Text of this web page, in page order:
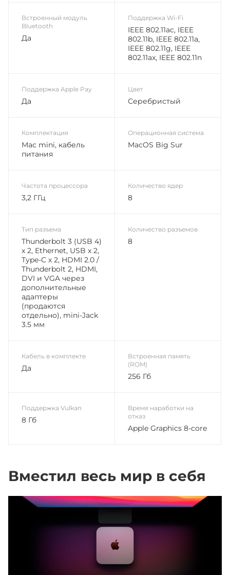
Вместил весь мир в себя
Встроенный модуль
Bluetooth
Да
Поддержка Wi-Fi
IEEE 802.11ac, IEEE
802.11b, IEEE 802.11a,
IEEE 802.11g, IEEE
802.11ax, IEEE 802.11n
Поддержка Apple Pay
Да
Цвет
Серебристый
Комплектация
Mac mini, кабель
питания
Операционная система
MacOS Big Sur
Частота процессора
3,2 ГГц
Количество ядер
8
Тип разъема
Thunderbolt 3 (USB 4)
х 2, Ethernet, USB х 2,
Type-C х 2, HDMI 2.0 /
Thunderbolt 2, HDMI,
DVI и VGA через
дополнительные
адаптеры
(продаются
отдельно), mini-Jack
3.5 мм
Количество разъемов
8
Кабель в комплекте
Да
Встроенная память
(ROM)
256 Гб
Поддержка Vulkan
8 Гб
Время наработки на
отказ
Apple Graphics 8-core